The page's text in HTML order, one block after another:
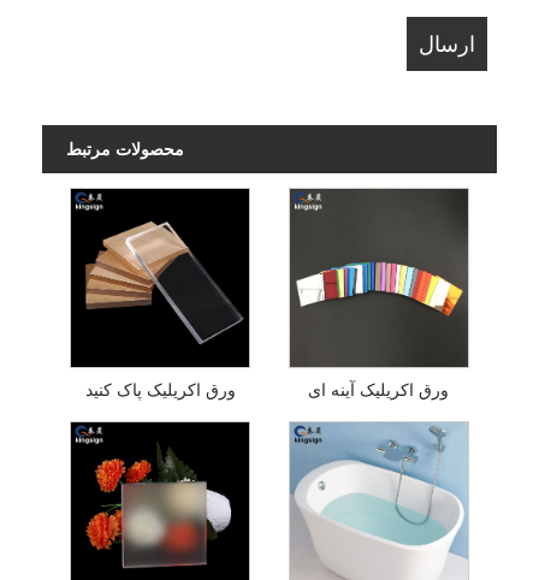
محصولات مرتبط
ورق اکریلیک پاک کنید ورق اکریلیک آینه ای